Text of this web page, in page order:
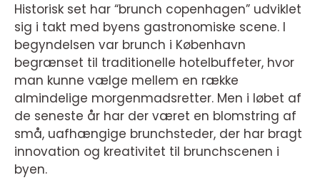
Historisk set har “brunch copenhagen” udviklet
sig i takt med byens gastronomiske scene. I
begyndelsen var brunch i København
begrænset til traditionelle hotelbuffeter, hvor
man kunne vælge mellem en række
almindelige morgenmadsretter. Men i løbet af
de seneste år har der været en blomstring af
små, uafhængige brunchsteder, der har bragt
innovation og kreativitet til brunchscenen i
byen.